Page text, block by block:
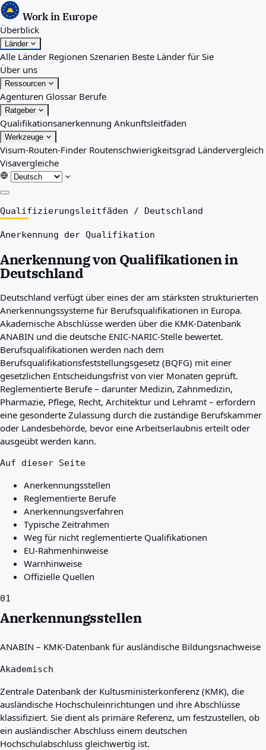
Work in Europe
Überblick
Länder
Alle Länder Regionen Szenarien Beste Länder für Sie
Über uns
Ressourcen
Agenturen Glossar Berufe
Ratgeber
Qualifikationsanerkennung Ankunftsleitfäden
Werkzeuge
Visum-Routen-Finder Routenschwierigkeitsgrad Ländervergleich
Visavergleiche
Überblick
Alle Länder
Szenarien
Beste Länder für Sie
Ressourcen
Agenturen
Glossar
Berufe
Ratgeber
Qualifikationsanerkennung
Ankunftsleitfäden
Werkzeuge
Visum-Routen-Finder
Routenschwierigkeitsgrad
Ländervergleich
Qualifizierungsleitfäden / Deutschland
Anerkennung der Qualifikation
Anerkennung von Qualifikationen in
Deutschland
Deutschland verfügt über eines der am stärksten strukturierten
Anerkennungssysteme für Berufsqualifikationen in Europa.
Akademische Abschlüsse werden über die KMK-Datenbank
ANABIN und die deutsche ENIC-NARIC-Stelle bewertet.
Berufsqualifikationen werden nach dem
Berufsqualifikationsfeststellungsgesetz (BQFG) mit einer
gesetzlichen Entscheidungsfrist von vier Monaten geprüft.
Reglementierte Berufe – darunter Medizin, Zahnmedizin,
Pharmazie, Pflege, Recht, Architektur und Lehramt – erfordern
eine gesonderte Zulassung durch die zuständige Berufskammer
oder Landesbehörde, bevor eine Arbeitserlaubnis erteilt oder
ausgeübt werden kann.
Auf dieser Seite
Anerkennungsstellen
Reglementierte Berufe
Anerkennungsverfahren
Typische Zeitrahmen
Weg für nicht reglementierte Qualifikationen
EU-Rahmenhinweise
Warnhinweise
Offizielle Quellen
01
Anerkennungsstellen
ANABIN – KMK-Datenbank für ausländische Bildungsnachweise
Akademisch
Zentrale Datenbank der Kultusministerkonferenz (KMK), die
ausländische Hochschuleinrichtungen und ihre Abschlüsse
klassifiziert. Sie dient als primäre Referenz, um festzustellen, ob
ein ausländischer Abschluss einem deutschen
Hochschulabschluss gleichwertig ist.